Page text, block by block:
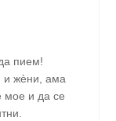
пием!
и жèни, ама
мое и да се